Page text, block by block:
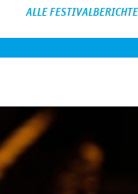
ALLE FESTIVALBERICHTE